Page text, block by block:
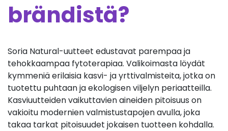
brändistä?
Soria Natural-uutteet edustavat parempaa ja
tehokkaampaa fytoterapiaa. Valikoimasta löydät
kymmeniä erilaisia kasvi- ja yrttivalmisteita, jotka on
tuotettu puhtaan ja ekologisen viljelyn periaatteilla.
Kasviuutteiden vaikuttavien aineiden pitoisuus on
vakioitu modernien valmistustapojen avulla, joka
takaa tarkat pitoisuudet jokaisen tuotteen kohdalla.